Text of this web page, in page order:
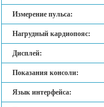
Измерение пульса:
Нагрудный кардиопояс:
Дисплей:
Показания консоли:
Язык интерфейса: